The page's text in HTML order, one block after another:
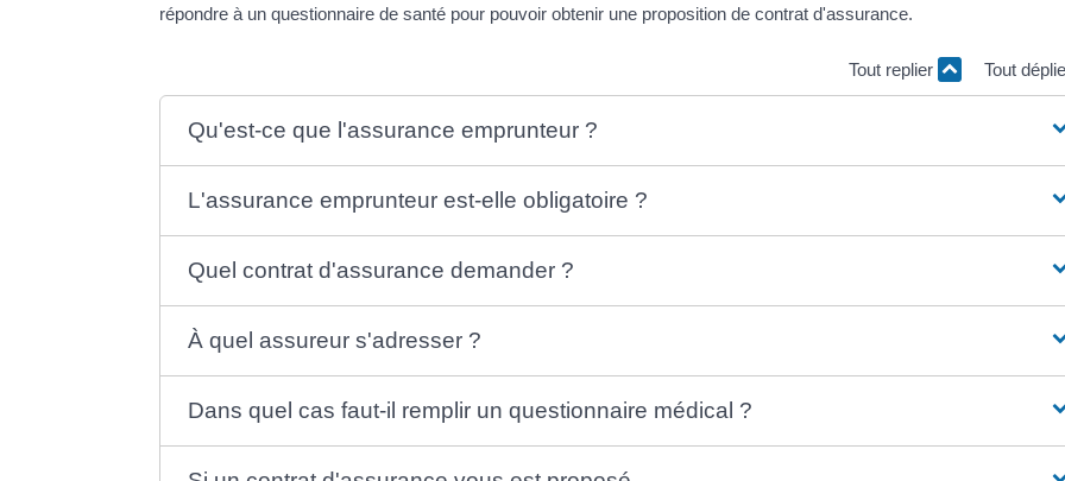
répondre à un questionnaire de santé pour pouvoir obtenir une proposition de contrat d'assurance.
Tout replier Tout
Qu'est-ce que l'assurance emprunteur ?
L'assurance emprunteur est-elle obligatoire ?
Quel contrat d'assurance demander ?
À quel assureur s'adresser ?
Dans quel cas faut-il remplir un questionnaire médical ?